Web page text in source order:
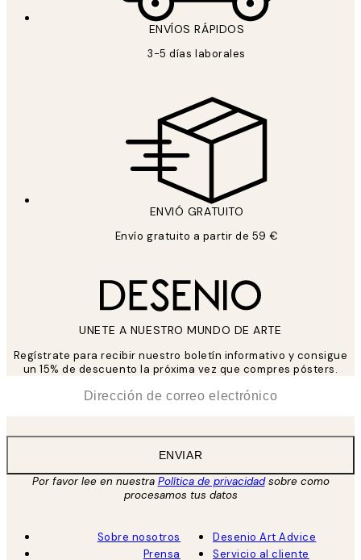
ENVÍOS RÁPIDOS
3-5 días laborales
ENVIÓ GRATUITO
Envío gratuito a partir de 59 €
UNETE A NUESTRO MUNDO DE ARTE
Regístrate para recibir nuestro boletín informativo y consigue
un 15% de descuento la próxima vez que compres pósters.
ENVIAR
Por favor lee en nuestra Política de privacidadsobre como
procesamos tus datos
Sobre nosotros
Prensa
Desenio Art Advice
Servicio al cliente